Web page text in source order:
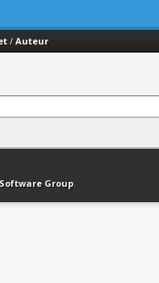
/ Auteur
en haut Version bas-débit
Group.